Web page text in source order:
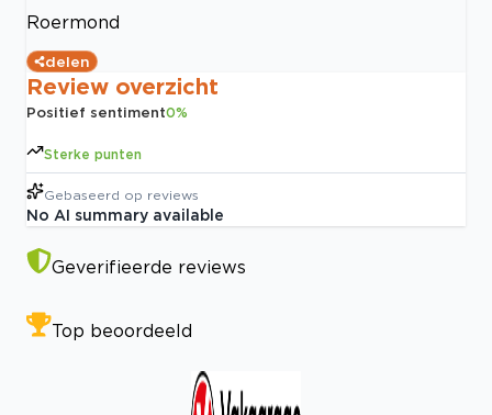
Roermond
delen
Review overzicht
Positief sentiment0%
Sterke punten
Gebaseerd op reviews
No AI summary available
Geverifieerde reviews
Top beoordeeld